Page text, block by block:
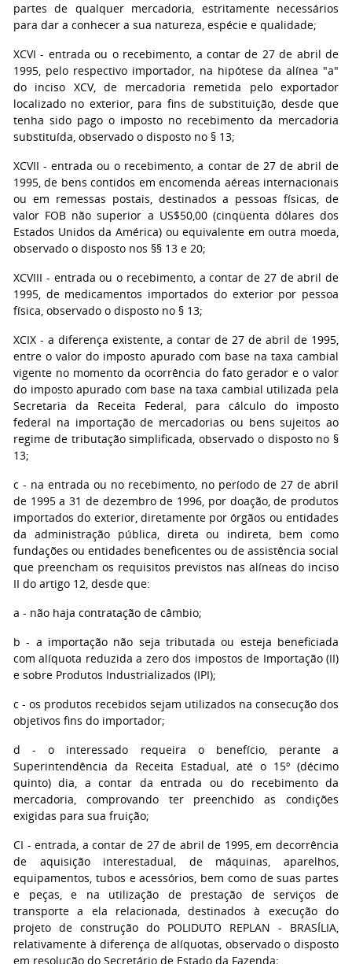
partes de qualquer mercadoria, estritamente necessários
para dar a conhecer a sua natureza, espécie e qualidade;
XCVI - entrada ou o recebimento, a contar de 27 de abril de
1995, pelo respectivo importador, na hipótese da alínea "a"
do inciso XCV, de mercadoria remetida pelo exportador
localizado no exterior, para fins de substituição, desde que
tenha sido pago o imposto no recebimento da mercadoria
substituída, observado o disposto no § 13;
XCVII - entrada ou o recebimento, a contar de 27 de abril de
1995, de bens contidos em encomenda aéreas internacionais
ou em remessas postais, destinados a pessoas físicas, de
valor FOB não superior a US$50,00 (cinqüenta dólares dos
Estados Unidos da América) ou equivalente em outra moeda,
observado o disposto nos §§ 13 e 20;
XCVIII - entrada ou o recebimento, a contar de 27 de abril de
1995, de medicamentos importados do exterior por pessoa
física, observado o disposto no § 13;
XCIX - a diferença existente, a contar de 27 de abril de 1995,
entre o valor do imposto apurado com base na taxa cambial
vigente no momento da ocorrência do fato gerador e o valor
do imposto apurado com base na taxa cambial utilizada pela
Secretaria da Receita Federal, para cálculo do imposto
federal na importação de mercadorias ou bens sujeitos ao
regime de tributação simplificada, observado o disposto no §
13;
c - na entrada ou no recebimento, no período de 27 de abril
de 1995 a 31 de dezembro de 1996, por doação, de produtos
importados do exterior, diretamente por órgãos ou entidades
da administração pública, direta ou indireta, bem como
fundações ou entidades beneficentes ou de assistência social
que preencham os requisitos previstos nas alíneas do inciso
II do artigo 12, desde que:
a - não haja contratação de câmbio;
b - a importação não seja tributada ou esteja beneficiada
com alíquota reduzida a zero dos impostos de Importação (II)
e sobre Produtos Industrializados (IPI);
c - os produtos recebidos sejam utilizados na consecução dos
objetivos fins do importador;
d - o interessado requeira o benefício, perante a
Superintendência da Receita Estadual, até o 15º (décimo
quinto) dia, a contar da entrada ou do recebimento da
mercadoria, comprovando ter preenchido as condições
exigidas para sua fruição;
CI - entrada, a contar de 27 de abril de 1995, em decorrência
de aquisição interestadual, de máquinas, aparelhos,
equipamentos, tubos e acessórios, bem como de suas partes
e peças, e na utilização de prestação de serviços de
transporte a ela relacionada, destinados à execução do
projeto de construção do POLIDUTO REPLAN - BRASÍLIA,
relativamente à diferença de alíquotas, observado o disposto
em resolução do Secretário de Estado da Fazenda;